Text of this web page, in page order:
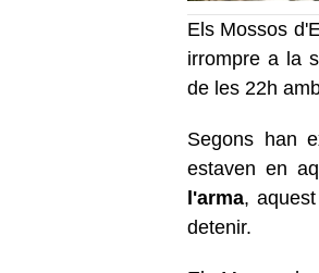
Els Mossos
irrompre a la
de les 22h
Segons han
estaven en
l'arma,
detenir.